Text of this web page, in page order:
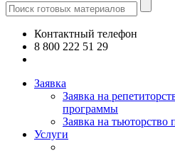
Контактный телефон
8 800 222 51 29
Заявка
Заявка на
программы
Заявка на
Услуги